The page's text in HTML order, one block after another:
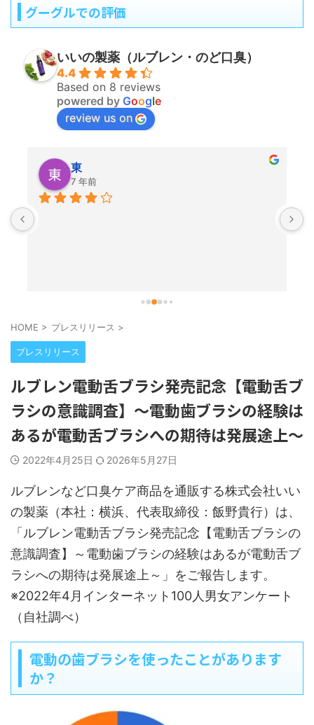
グーグルでの評価
いいの製薬（ルブレン・のど口臭）
4.4
Based on 8 reviews
powered by Google
review us on
東
7 年前
HOME > プレスリリース >
プレスリリース
ルブレン電動舌ブラシ発売記念【電動舌ブ
ラシの意識調査】～電動歯ブラシの経験は
あるが電動舌ブラシへの期待は発展途上～
2022年4月25日 2026年5月27日
ルブレンなど口臭ケア商品を通販する株式会社いい
の製薬（本社：横浜、代表取締役：飯野貴行）は、
「ルブレン電動舌ブラシ発売記念【電動舌ブラシの
意識調査】～電動歯ブラシの経験はあるが電動舌ブ
ラシへの期待は発展途上～」をご報告します。
※2022年4月インターネット100人男女アンケート
（自社調べ）
電動の歯ブラシを使ったことがあります
か？